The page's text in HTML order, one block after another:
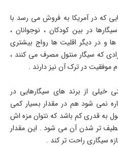
(32%) سیگارهایی که در آمریکا به فروش می رسد با
در بین کودکان ، نوجوانان ،
ها و در دیگر اقلیت ها رواج بیشتری
که سیگار منتول مصرف می کنند ،
موفقیت در ترک آن نیز دارند .
خیلی از برند های سیگارهایی در
نمی شود هم در مقدار بسیار کمی
به قدری کم باشد که نتوان مزه اش
تر شدن آن می شود . این مقدار
سیگاری راحت تر کند .